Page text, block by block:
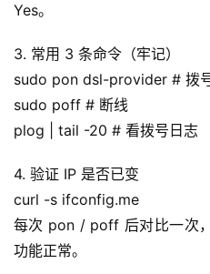
Yes。
3. 常用 3 条命令（牢记）
sudo pon dsl-provider # 拨
sudo poff # 断线
plog | tail -20 # 看拨号日志
4. 验证 IP 是否已变
curl -s ifconfig.me
每次 pon / poff 后对比一次
功能正常。